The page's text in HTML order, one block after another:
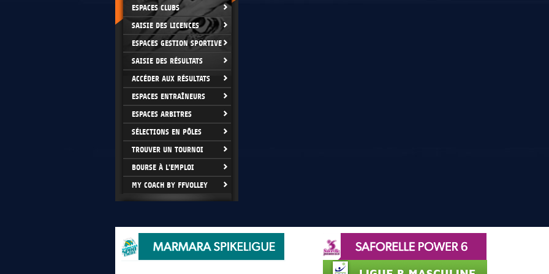
ESPACES CLUBS
SAISIE DES LICENCES
ESPACES GESTION SPORTIVE
SAISIE DES RÉSULTATS
ACCÉDER AUX RÉSULTATS
ESPACES ENTRAÎNEURS
ESPACES ARBITRES
SÉLECTIONS EN PÔLES
TROUVER UN TOURNOI
BOURSE À L'EMPLOI
MY COACH BY FFVOLLEY